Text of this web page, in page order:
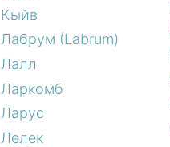
Кыйв
Лабрум (Labrum)
Лалл
Ларкомб
Ларус
Лелек